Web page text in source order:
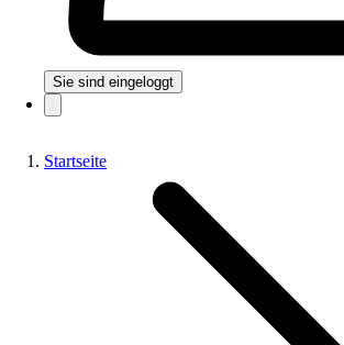
Sie sind eingeloggt
Startseite